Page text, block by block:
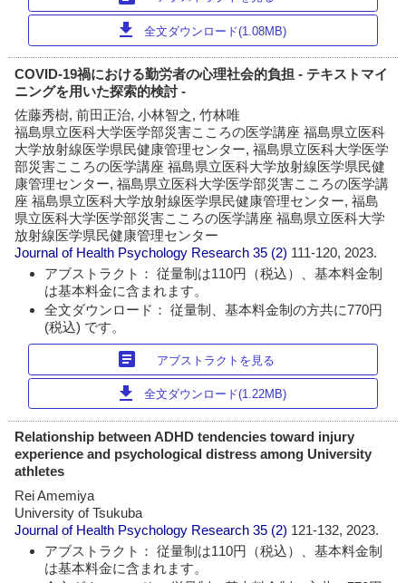
download 全文ダウンロード(1.08MB)
COVID-19禍における勤労者の心理社会的負担 - テキストマイ
ニングを用いた探索的検討 -
佐藤秀樹, 前田正治, 小林智之, 竹林唯
福島県立医科大学医学部災害こころの医学講座 福島県立医科
大学放射線医学県民健康管理センター, 福島県立医科大学医学
部災害こころの医学講座 福島県立医科大学放射線医学県民健
康管理センター, 福島県立医科大学医学部災害こころの医学講
座 福島県立医科大学放射線医学県民健康管理センター, 福島
県立医科大学医学部災害こころの医学講座 福島県立医科大学
放射線医学県民健康管理センター
Journal of Health Psychology Research 35 (2) 111-120, 2023.
アブストラクト： 従量制は110円（税込）、基本料金制
は基本料金に含まれます。
全文ダウンロード： 従量制、基本料金制の方共に770円
(税込) です。
article アブストラクトを見る
download 全文ダウンロード(1.22MB)
Relationship between ADHD tendencies toward injury
experience and psychological distress among University
athletes
Rei Amemiya
University of Tsukuba
Journal of Health Psychology Research 35 (2) 121-132, 2023.
アブストラクト： 従量制は110円（税込）、基本料金制
は基本料金に含まれます。